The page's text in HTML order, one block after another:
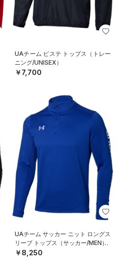
UAチーム ピステ トップス（トレー
ニング/UNISEX）
￥7,700
UAチーム サッカー ニット ロングス
リーブ トップス（サッカー/MEN）
￥8,250